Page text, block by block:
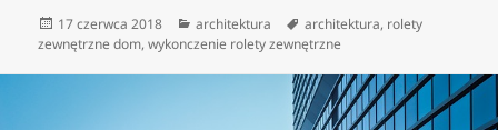
Data
publikacji
17 czerwca 2018 Kategorie
architektura Tagi
architektura, rolety
zewnętrzne dom,wykonczenie rolety zewnętrzne